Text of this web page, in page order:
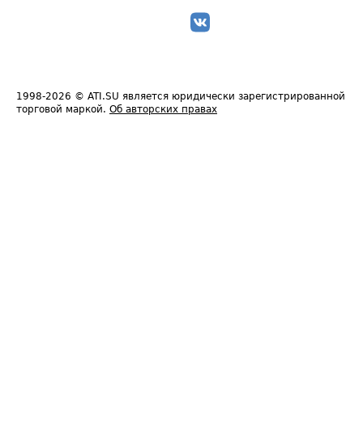
1998-2026 © ATI.SU является юридически зарегистрированной
торговой маркой. Об авторских правах